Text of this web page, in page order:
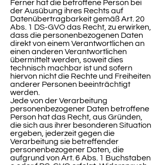
Ferner hat die betroffene Person bei
der Ausübung ihres Rechts auf
Datenübertragbarkeit gemäß Art. 20
Abs. 1 DS-GVO das Recht, zu erwirken,
dass die personenbezogenen Daten
direkt von einem Verantwortlichen an
einen anderen Verantwortlichen
übermittelt werden, soweit dies
technisch machbar ist und sofern
hiervon nicht die Rechte und Freiheiten
anderer Personen beeinträchtigt
werden.
Jede von der Verarbeitung
personenbezogener Daten betroffene
Person hat das Recht, aus Gründen,
die sich aus ihrer besonderen Situation
ergeben, jederzeit gegen die
Verarbeitung sie betreffender
personenbezogener Daten, die
aufgrund von Art. 6 Abs. 1 Buchstaben